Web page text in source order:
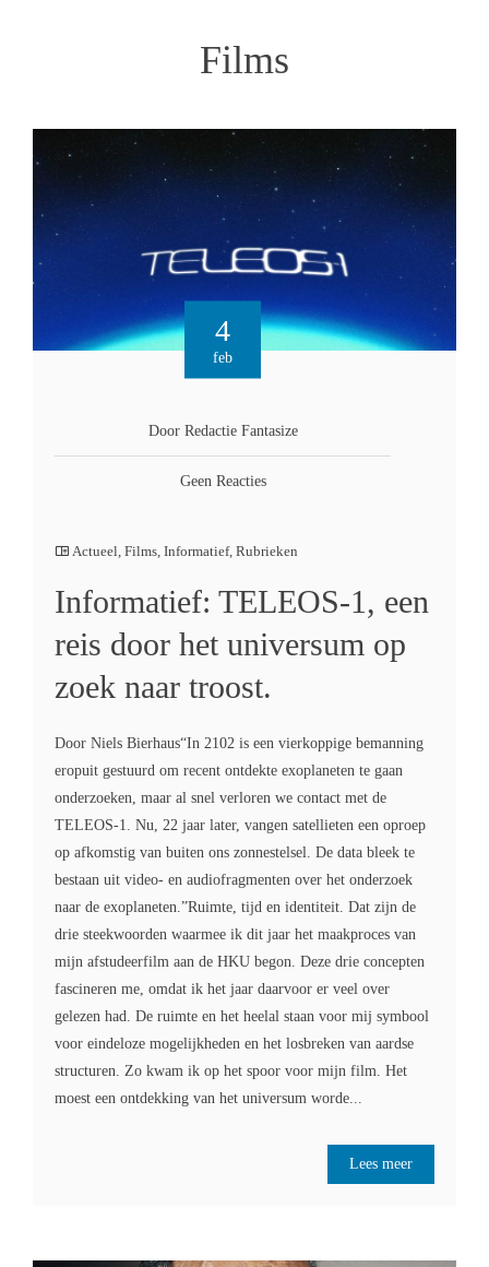
Films
4
feb
Door Redactie Fantasize
Geen Reacties
Actueel, Films, Informatief, Rubrieken
Informatief: TELEOS-1, een
reis door het universum op
zoek naar troost.
Door Niels Bierhaus“In 2102 is een vierkoppige bemanning
eropuit gestuurd om recent ontdekte exoplaneten te gaan
onderzoeken, maar al snel verloren we contact met de
TELEOS-1. Nu, 22 jaar later, vangen satellieten een oproep
op afkomstig van buiten ons zonnestelsel. De data bleek te
bestaan uit video- en audiofragmenten over het onderzoek
naar de exoplaneten.”Ruimte, tijd en identiteit. Dat zijn de
drie steekwoorden waarmee ik dit jaar het maakproces van
mijn afstudeerfilm aan de HKU begon. Deze drie concepten
fascineren me, omdat ik het jaar daarvoor er veel over
gelezen had. De ruimte en het heelal staan voor mij symbool
voor eindeloze mogelijkheden en het losbreken van aardse
structuren. Zo kwam ik op het spoor voor mijn film. Het
moest een ontdekking van het universum worde...
Lees meer